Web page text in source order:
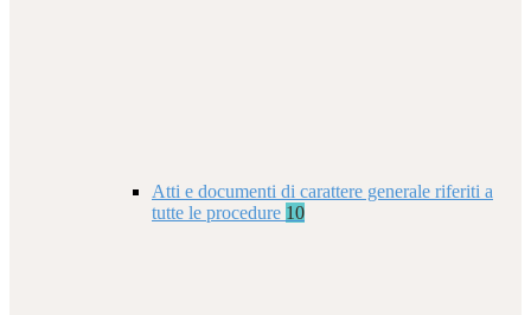
Atti e documenti di carattere generale riferiti a
tutte le procedure 10